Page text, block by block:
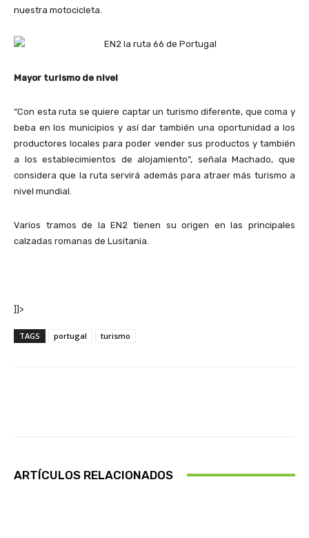
nuestra motocicleta.
Mayor turismo de nivel
“Con esta ruta se quiere captar un turismo diferente, que coma y
beba en los municipios y así dar también una oportunidad a los
productores locales para poder vender sus productos y también
a los establecimientos de alojamiento”, señala Machado, que
considera que la ruta servirá además para atraer más turismo a
nivel mundial.
Varios tramos de la EN2 tienen su origen en las principales
calzadas romanas de Lusitania.
]]>
TAGS portugal turismo
ARTÍCULOS RELACIONADOS